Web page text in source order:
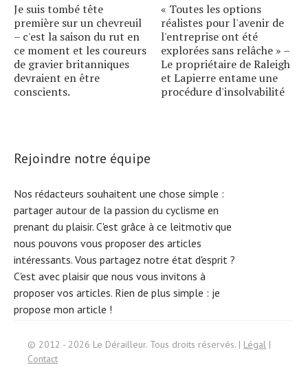
Je suis tombé tête
première sur un chevreuil
– c'est la saison du rut en
ce moment et les coureurs
de gravier britanniques
devraient en être
conscients.
« Toutes les options
réalistes pour l'avenir de
l'entreprise ont été
explorées sans relâche » –
Le propriétaire de Raleigh
et Lapierre entame une
procédure d'insolvabilité
Rejoindre notre équipe
Nos rédacteurs souhaitent une chose simple :
partager autour de la passion du cyclisme en
prenant du plaisir. C'est grâce à ce leitmotiv que
nous pouvons vous proposer des articles
intéressants. Vous partagez notre état d'esprit ?
C'est avec plaisir que nous vous invitons à
proposer vos articles. Rien de plus simple : je
propose mon article !
© 2012 - 2026 Le Dérailleur. Tous droits réservés. | Légal |
Contact
Search
for: